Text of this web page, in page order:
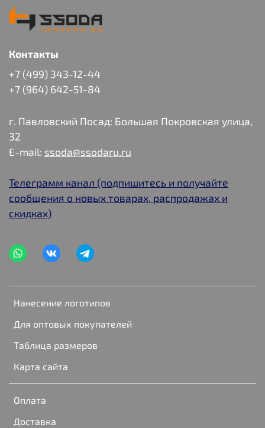
Нанесение логотипов
Для оптовых покупателей
Таблица размеров
Карта сайта
Оплата
Доставка
Контакты
+7 (499) 343-12-44
+7 (964) 642-51-84
г. Павловский Посад: Большая Покровская улица,
32
E-mail: ssoda@ssodaru.ru
Телеграмм канал (подпишитесь и получайте
сообщения о новых товарах, распродажах и
скидках)